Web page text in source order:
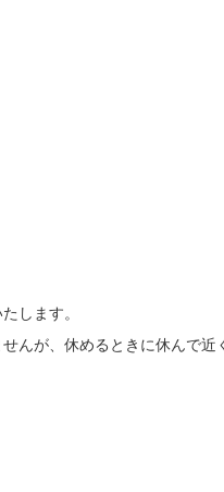
します。
んが、休めるときに休んで近